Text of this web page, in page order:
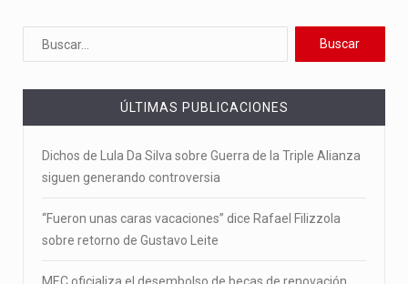
ÚLTIMAS PUBLICACIONES
Dichos de Lula Da Silva sobre Guerra de la Triple Alianza
siguen generando controversia
“Fueron unas caras vacaciones” dice Rafael Filizzola
sobre retorno de Gustavo Leite